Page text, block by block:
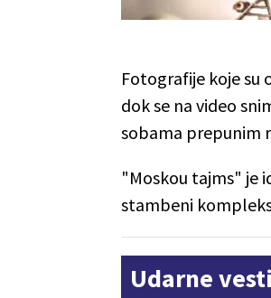
Fotografije koje su
dok se na video
sobama prepunim
"Moskou tajms" je
stambeni
Udarne vesti